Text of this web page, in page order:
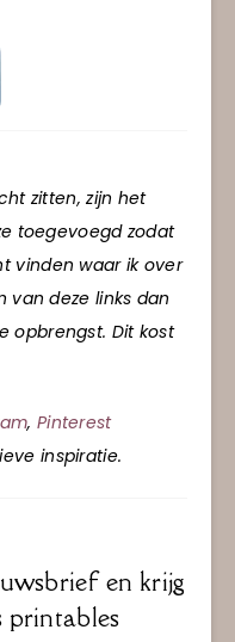
zitten, zijn het
toegevoegd zodat
vinden waar ik over
van deze links dan
opbrengst. Dit kost
, Pinterest
inspiratie.
en krijg
printables